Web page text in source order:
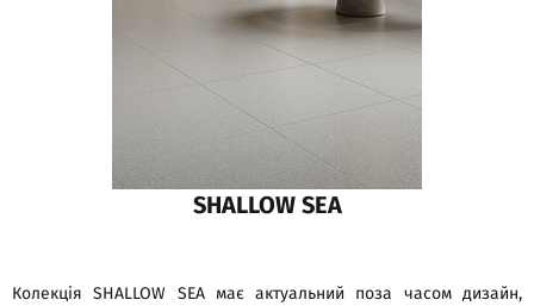
SHALLOW SEA
Колекція SHALLOW SEA має актуальний поза часом дизайн,